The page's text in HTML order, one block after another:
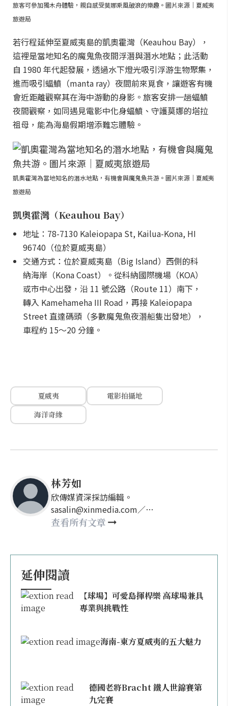
旅客可參加獨木舟體驗，親自感受莫娜乘風破浪的樂趣。圖片來源｜夏威夷
旅遊局
若行程延伸至夏威夷島的凱奧霍灣（Keauhou Bay），
這裡是當地知名的魔鬼魚夜間浮潛與潛水地點；此活動
自 1980 年代起發展，透過水下燈光吸引浮游生物聚集，
進而吸引蝠鱝（manta ray）夜間前來覓食，讓遊客有機
會近距離觀察其在海中游動的身影。旅客安排一趟蝠鱝
夜間觀察，如同遇見電影中化身蝠鱝、守護莫娜的塔拉
祖母，能為海島假期增添難忘體驗。
凱奧霍灣為當地知名的潛水地點，有機會與魔鬼魚共游。圖片來源｜夏威夷
旅遊局
凱奧霍灣（Keauhou Bay）
地址：78-7130 Kaleiopapa St, Kailua-Kona, HI
96740（位於夏威夷島）
交通方式：位於夏威夷島（Big Island）西側的科
納海岸（Kona Coast）。從科納國際機場（KOA）
或市中心出發，沿 11 號公路（Route 11）南下，
轉入 Kamehameha III Road，再接 Kaleiopapa
Street 直達碼頭（多數魔鬼魚夜潛船隻出發地），
車程約 15～20 分鐘。
夏威夷
電影拍攝地
海洋奇緣
林芳如
欣傳媒資深採訪編輯。
sasalin@xinmedia.com／
happy21917@gmail.com
查看所有文章
延伸閱讀
【球場】可愛島揮桿樂 高球場兼具
專業與挑戰性
海南-東方夏威夷的五大魅力
德國老將Bracht 鐵人世錦賽第
九完賽